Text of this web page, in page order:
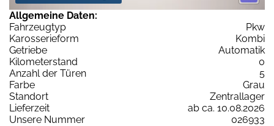
Allgemeine Daten:
Fahrzeugtyp
Pkw
Karosserieform
Kombi
Getriebe
Automatik
Kilometerstand
0
Anzahl der Türen
5
Farbe
Grau
Standort
Zentrallager
Lieferzeit
ab ca. 10.08.2026
Unsere Nummer
026933